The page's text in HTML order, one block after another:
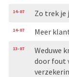
14-07 Zo trek je
14-07 Meer
13-07
Weduwe
door fout